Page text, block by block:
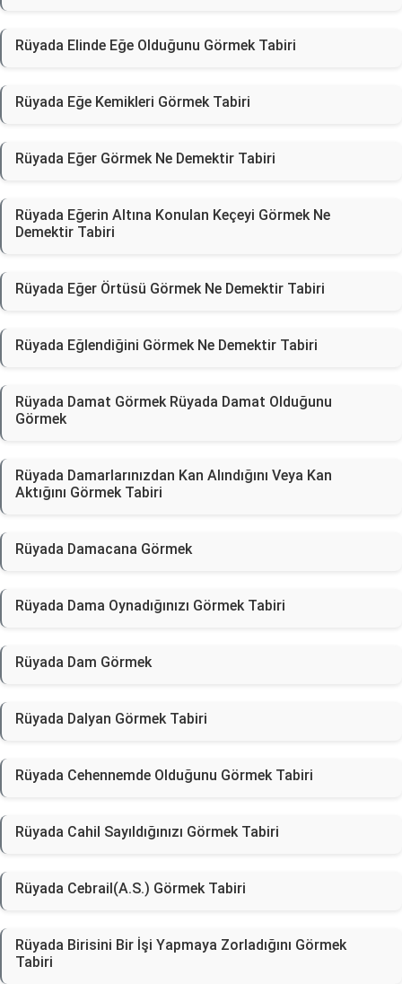
Rüyada Elinde Eğe Olduğunu Görmek Tabiri
Rüyada Eğe Kemikleri Görmek Tabiri
Rüyada Eğer Görmek Ne Demektir Tabiri
Rüyada Eğerin Altına Konulan Keçeyi Görmek Ne
Demektir Tabiri
Rüyada Eğer Örtüsü Görmek Ne Demektir Tabiri
Rüyada Eğlendiğini Görmek Ne Demektir Tabiri
Rüyada Damat Görmek Rüyada Damat Olduğunu
Görmek
Rüyada Damarlarınızdan Kan Alındığını Veya Kan
Aktığını Görmek Tabiri
Rüyada Damacana Görmek
Rüyada Dama Oynadığınızı Görmek Tabiri
Rüyada Dam Görmek
Rüyada Dalyan Görmek Tabiri
Rüyada Cehennemde Olduğunu Görmek Tabiri
Rüyada Cahil Sayıldığınızı Görmek Tabiri
Rüyada Cebrail(A.S.) Görmek Tabiri
Rüyada Birisini Bir İşi Yapmaya Zorladığını Görmek
Tabiri